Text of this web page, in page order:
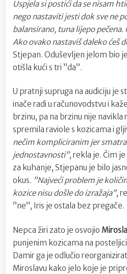
Uspjela si postići da se nisam
nego nastaviti jesti dok sve ne
balansirano, tuna lijepo pečena.
Ako ovako nastaviš daleko ćeš
Stjepan. Oduševljen jelom bio
otišla kući s tri ”da”.
U pratnji supruga na audiciju je
inače radi u računovodstvu i
brzinu, pa na brzinu nije navikla
spremila raviole s kozicama i
nečim kompliciranim jer
jednostavnosti”, rekla je. Čim
za kuhanje, Stjepanu je bilo
okus. ”Najveći problem je
kozice nisu došle do izražaja”,
”ne”, Iris je ostala bez pregače.
Nepca žiri zato je osvojio
punjenim kozicama na
Damir ga je odlučio
Miroslavu kako jelo koje je